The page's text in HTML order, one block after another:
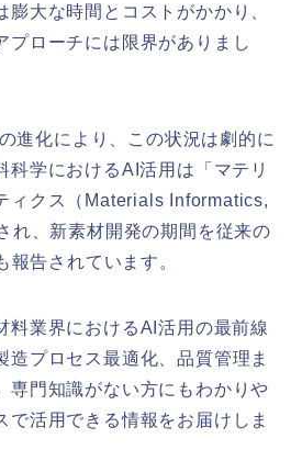
膨大な時間とコストがかかり、
プローチには限界がありまし
進化により、この状況は劇的に
科学におけるAI活用は「マテリ
ィクス（Materials Informatics,
れ、新素材開発の期間を従来の
告されています。
料業界におけるAI活用の最前線
造プロセス最適化、品質管理ま
専門知識がない方にもわかりや
で活用できる情報をお届けしま